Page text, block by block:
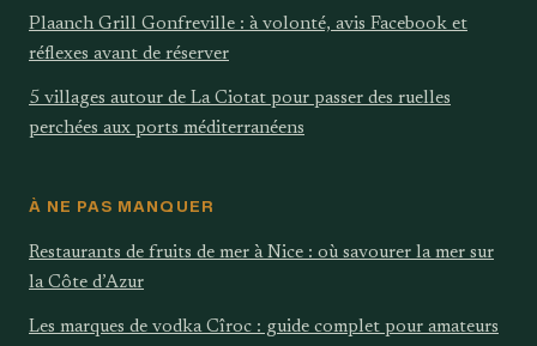
Plaanch Grill Gonfreville : à volonté, avis Facebook et
réflexes avant de réserver
5 villages autour de La Ciotat pour passer des ruelles
perchées aux ports méditerranéens
À NE PAS MANQUER
Restaurants de fruits de mer à Nice : où savourer la mer sur
la Côte d’Azur
Les marques de vodka Cîroc : guide complet pour amateurs